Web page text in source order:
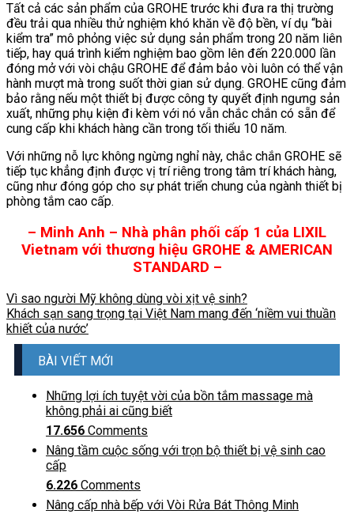
Tất cả các sản phẩm của GROHE trước khi đưa ra thị trường
đều trải qua nhiều thử nghiệm khó khăn về độ bền, ví dụ “bài
kiểm tra” mô phỏng việc sử dụng sản phẩm trong 20 năm liên
tiếp, hay quá trình kiểm nghiệm bao gồm lên đến 220.000 lần
đóng mở với vòi chậu GROHE để đảm bảo vòi luôn có thể vận
hành mượt mà trong suốt thời gian sử dụng. GROHE cũng đảm
bảo rằng nếu một thiết bị được công ty quyết định ngưng sản
xuất, những phụ kiện đi kèm với nó vẫn chắc chắn có sẵn để
cung cấp khi khách hàng cần trong tối thiểu 10 năm.
Với những nỗ lực không ngừng nghỉ này, chắc chắn GROHE sẽ
tiếp tục khẳng định được vị trí riêng trong tâm trí khách hàng,
cũng như đóng góp cho sự phát triển chung của ngành thiết bị
phòng tắm cao cấp.
– Minh Anh – Nhà phân phối cấp 1 của LIXIL
Vietnam với thương hiệu GROHE & AMERICAN
STANDARD –
Vì sao người Mỹ không dùng vòi xịt vệ sinh?
Khách sạn sang trọng tại Việt Nam mang đến ‘niềm vui thuần
khiết của nước’
BÀI VIẾT MỚI
Những lợi ích tuyệt vời của bồn tắm massage mà
không phải ai cũng biết
17.656 Comments
Nâng tầm cuộc sống với trọn bộ thiết bị vệ sinh cao
cấp
6.226 Comments
Nâng cấp nhà bếp với Vòi Rửa Bát Thông Minh